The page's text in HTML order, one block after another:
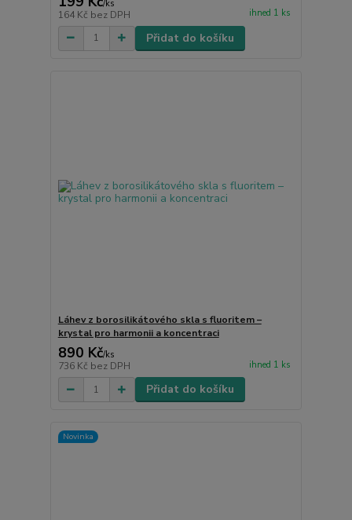
/ks
164 Kč bez DPH ihned 1 ks
Přidat do košíku
Láhev z borosilikátového skla s fluoritem –
krystal pro harmonii a koncentraci
890 Kč/ks
736 Kč bez DPH ihned 1 ks
Přidat do košíku
Novinka